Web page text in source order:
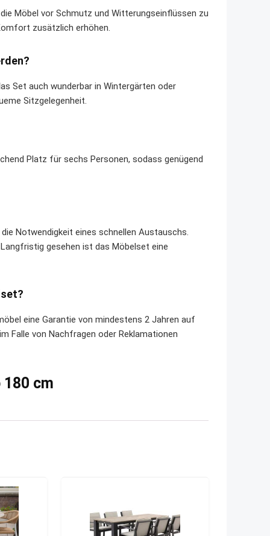
Möbel vor Schmutz und Witterungseinflüssen zu
zusätzlich erhöhen.
Set auch wunderbar in Wintergärten oder
Sitzgelegenheit.
Platz für sechs Personen, sodass genügend
Notwendigkeit eines schnellen Austauschs.
gesehen ist das Möbelset eine
eine Garantie von mindestens 2 Jahren auf
Falle von Nachfragen oder Reklamationen
cm